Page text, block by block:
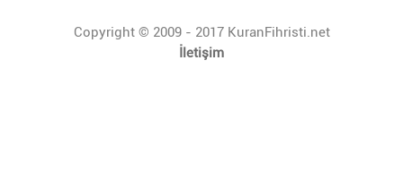
Copyright © 2009 - 2017 KuranFihristi.net
İletişim